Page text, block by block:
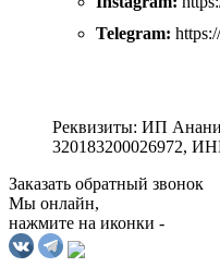
Telegram:
Реквизиты: ИП
320183200026972,
Заказать обратный звонок
Мы онлайн,
нажмите на иконки -